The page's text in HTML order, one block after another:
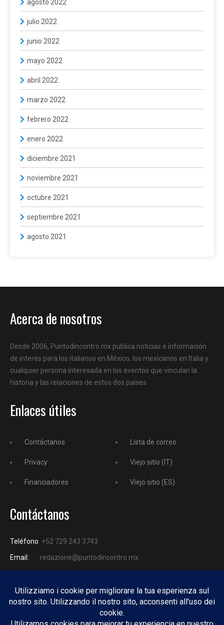
agosto 2022
julio 2022
junio 2022
mayo 2022
abril 2022
marzo 2022
febrero 2022
enero 2022
diciembre 2021
noviembre 2021
octubre 2021
septiembre 2021
agosto 2021
Acerca de nosotros
Desde 2006, Puntodincontro.mx publica noticias e información
de interés para los italianos en México, los mexicanos en Italia y
cualquier persona interesada en los eventos que vinculan la
historia y las relaciones de estos dos países.
Enlaces útiles
Contáctanos
Privacy
Financiadores
Lista de correo
Viejo sitio (IT)
Viejo sitio (ES)
Contáctanos
Teléfono +52 729 243 3743
Email:
redazione@puntodincontro.mx
PUNTODINCONTRO